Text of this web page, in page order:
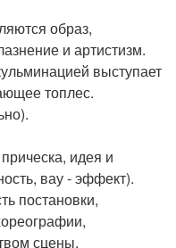
образ,
и артистизм.
выступает
топлес.
идея и
вау - эффект).
постановки,
сцены.